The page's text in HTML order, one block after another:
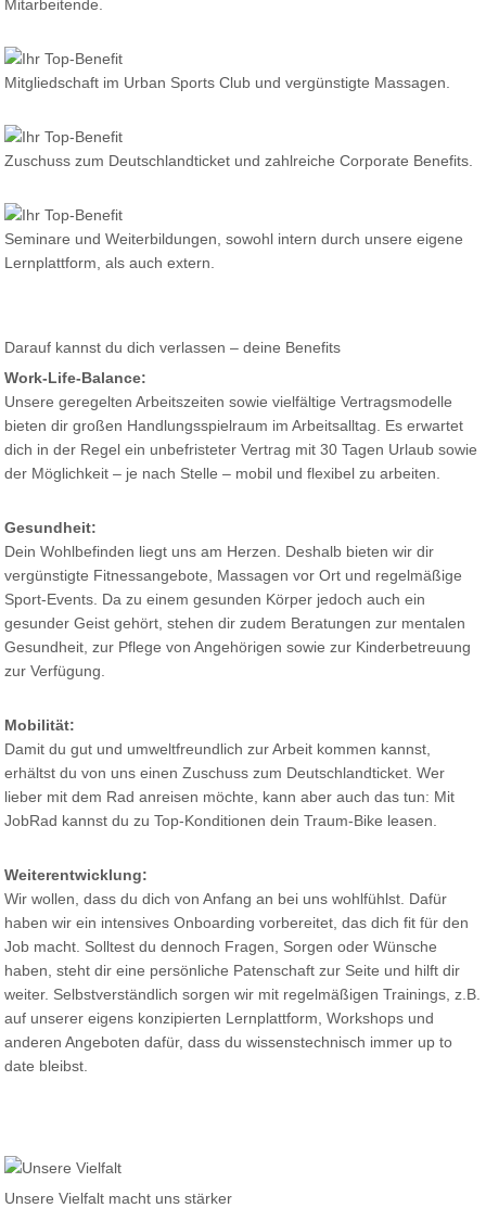
Mitarbeitende.
Mitgliedschaft im Urban Sports Club und vergünstigte Massagen.
Zuschuss zum Deutschlandticket und zahlreiche Corporate Benefits.
Seminare und Weiterbildungen, sowohl intern durch unsere eigene
Lernplattform, als auch extern.
Darauf kannst du dich verlassen – deine Benefits
Work-Life-Balance:
Unsere geregelten Arbeitszeiten sowie vielfältige Vertragsmodelle
bieten dir großen Handlungsspielraum im Arbeitsalltag. Es erwartet
dich in der Regel ein unbefristeter Vertrag mit 30 Tagen Urlaub sowie
der Möglichkeit – je nach Stelle – mobil und flexibel zu arbeiten.
Gesundheit:
Dein Wohlbefinden liegt uns am Herzen. Deshalb bieten wir dir
vergünstigte Fitnessangebote, Massagen vor Ort und regelmäßige
Sport-Events. Da zu einem gesunden Körper jedoch auch ein
gesunder Geist gehört, stehen dir zudem Beratungen zur mentalen
Gesundheit, zur Pflege von Angehörigen sowie zur Kinderbetreuung
zur Verfügung.
Mobilität:
Damit du gut und umweltfreundlich zur Arbeit kommen kannst,
erhältst du von uns einen Zuschuss zum Deutschlandticket. Wer
lieber mit dem Rad anreisen möchte, kann aber auch das tun: Mit
JobRad kannst du zu Top-Konditionen dein Traum-Bike leasen.
Weiterentwicklung:
Wir wollen, dass du dich von Anfang an bei uns wohlfühlst. Dafür
haben wir ein intensives Onboarding vorbereitet, das dich fit für den
Job macht. Solltest du dennoch Fragen, Sorgen oder Wünsche
haben, steht dir eine persönliche Patenschaft zur Seite und hilft dir
weiter. Selbstverständlich sorgen wir mit regelmäßigen Trainings, z.B.
auf unserer eigens konzipierten Lernplattform, Workshops und
anderen Angeboten dafür, dass du wissenstechnisch immer up to
date bleibst.
Unsere Vielfalt macht uns stärker